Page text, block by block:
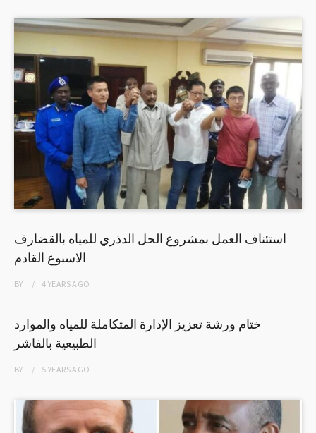
استئناف العمل بمشروع الحل الدذري للمياه بالقضارف
الاسبوع القادم
BY 4 YEARSAGO
ختام ورشة تعزيز الإدارة المتكاملة للمياه والموارد
الطبيعية بالفاشر
BY 5 YEARSAGO